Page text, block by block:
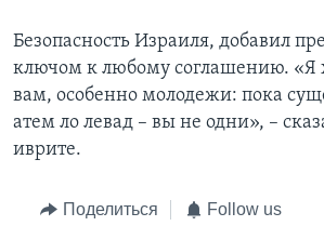
Безопасность Израиля, добавил
ключом к любому соглашению. «Я
вам, особенно молодежи: пока
атем ло левад – вы не одни», –
иврите.
Поделиться Follow us